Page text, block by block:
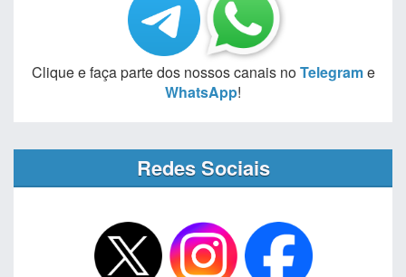
Clique e faça parte dos nossos canais noTelegrame
WhatsApp!
Redes Sociais